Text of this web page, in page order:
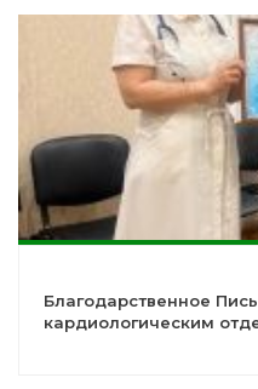
Благодарственное
кардиологическим